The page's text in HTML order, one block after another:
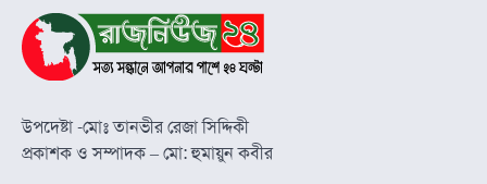
উপদেষ্টা -মোঃ তানভীর রেজা সিদ্দিকী
প্রকাশক ও সম্পাদক – মো: হুমায়ুন কবীর